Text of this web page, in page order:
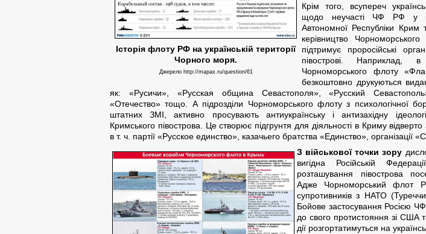
Історія флоту РФ на українській території
Чорного моря.
Джерело http://mapax.ru/question/61
Крім того, всупереч
щодо неучасті ЧФ РФ у
Автономної Республіки Крим
керівництво
підтримує проросійські
півострові. Наприклад, в
Чорноморського флоту
безкоштовно друкуються
як: «Русичи», «Русская община Севастополя», «Русский
«Отечество» тощо. А підрозділи Чорноморського флоту з психологічної
штатних ЗМІ, активно просувають антиукраїнську і антизахідну
Кримського півострова. Це створює підгрунтя для діяльності в Криму відверто
в т. ч. партії «Русское единство», казачьего братства «Единство», організації
З військової точки зору
вигідна Російській
розташування півострова
Адже Чорноморський флот
супротивників з НАТО
Бойове застосування Росією ЧФ
до свого протистояння зі США
дії розгортатимуться на